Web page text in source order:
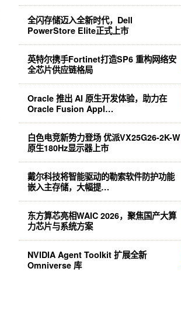
全闪存储迈入全新时代，Dell
PowerStore Elite正式上市
英特尔携手Fortinet打造SP6 重构网络安
全芯片供应链格局
Oracle 推出 AI 原生开发体验，助力在
Oracle Fusion Appl…
白色电竞新势力登场 优派VX25G26-2K-W
原生180Hz显示器上市
戴尔科技将智能驱动的勒索软件防护功能
嵌入主存储，大幅提…
东方算芯亮相WAIC 2026，聚焦国产大算
力芯片与系统方案
NVIDIA Agent Toolkit 扩展全新
Omniverse 库